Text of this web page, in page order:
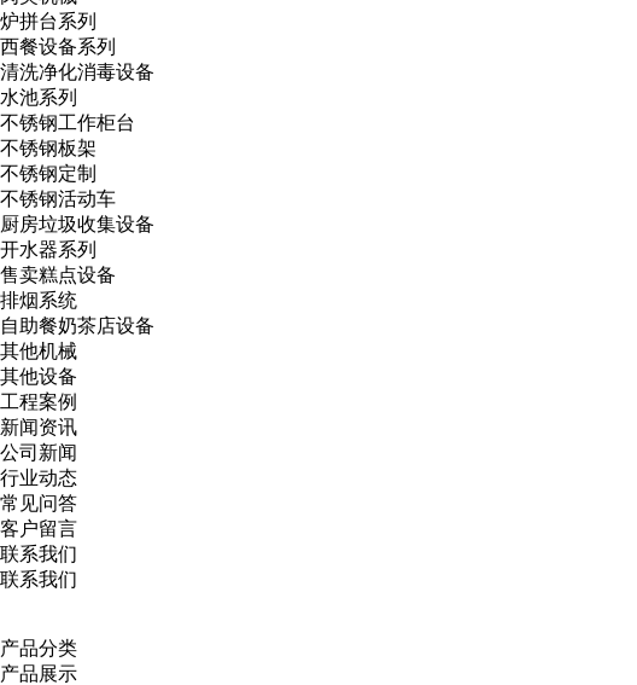
炉拼台系列
西餐设备系列
清洗净化消毒设备
水池系列
不锈钢工作柜台
不锈钢板架
不锈钢定制
不锈钢活动车
厨房垃圾收集设备
开水器系列
售卖糕点设备
排烟系统
自助餐奶茶店设备
其他机械
其他设备
工程案例
新闻资讯
公司新闻
行业动态
常见问答
客户留言
联系我们
联系我们
产品分类
产品展示